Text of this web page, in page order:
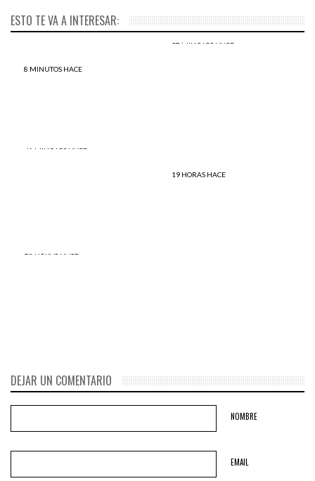
ESTO TE VA A INTERESAR:
8 MINUTOS HACE
19 HORAS HACE
DEJAR UN COMENTARIO
NOMBRE
EMAIL